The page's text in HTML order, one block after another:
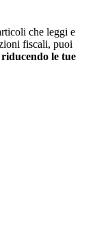
che leggi e
fiscali, puoi
le tue